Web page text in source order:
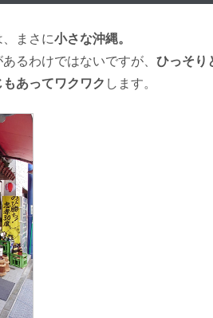
まさに小さな沖縄。
るわけではないですが、 ひっそり
あってワクワク します。